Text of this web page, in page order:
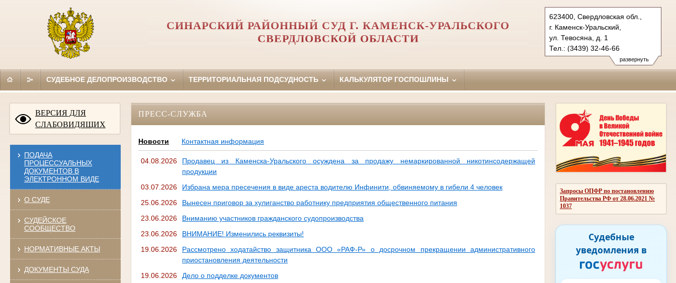
развернуть
623400, Свердловская обл.,
г. Каменск-Уральский,
ул. Тевосяна, д. 1
Тел.: (3439) 32-46-66
sinarsky.svd@sudrf.ru
СИНАРСКИЙ РАЙОННЫЙ СУД Г. КАМЕНСК-УРАЛЬСКОГО
СВЕРДЛОВСКОЙ ОБЛАСТИ
СУДЕБНОЕ ДЕЛОПРОИЗВОДСТВО ТЕРРИТОРИАЛЬНАЯ ПОДСУДНОСТЬ КАЛЬКУЛЯТОР ГОСПОШЛИНЫ
ВЕРСИЯ ДЛЯ
СЛАБОВИДЯЩИХ
ПОДАЧА
ПРОЦЕССУАЛЬНЫХ
ДОКУМЕНТОВ В
ЭЛЕКТРОННОМ ВИДЕ
О СУДЕ
СУДЕЙСКОЕ
СООБЩЕСТВО
НОРМАТИВНЫЕ АКТЫ
ДОКУМЕНТЫ СУДА
Запросы ОПФР по постановлению
Правительства РФ от 28.06.2021 №
1037
Судебные
уведомления в
ПРЕСС-СЛУЖБА
Новости Контактная информация
04.08.2026
Продавец из Каменска-Уральского осуждена за продажу немаркированной никотинсодержащей
продукции
03.07.2026
Избрана мера пресечения в виде ареста водителю Инфинити, обвиняемому в гибели 4 человек
25.06.2026
Вынесен приговор за хулиганство работнику предприятия общественного питания
23.06.2026
Вниманию участников гражданского судопроизводства
23.06.2026
ВНИМАНИЕ! Изменились реквизиты!
19.06.2026
Рассмотрено ходатайство защитника ООО «РАФ-Р» о досрочном прекращении административного
приостановления деятельности
19.06.2026
Дело о подделке документов